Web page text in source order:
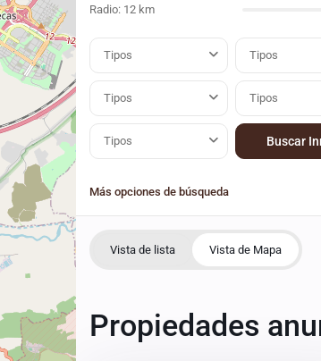
Radio: 12 km
Tipos Tipos
Tipos Tipos
Tipos
Más opciones de búsqueda
Vista de lista Vista de Mapa
Propiedades